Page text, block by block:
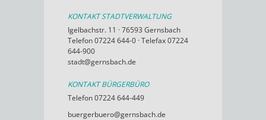
KONTAKT STADTVERWALTUNG
Igelbachstr. 11 · 76593 Gernsbach
Telefon 07224 644-0 · Telefax 07224
644-900
stadt@gernsbach.de
KONTAKT BÜRGERBÜRO
Telefon 07224 644-449
buergerbuero@gernsbach.de